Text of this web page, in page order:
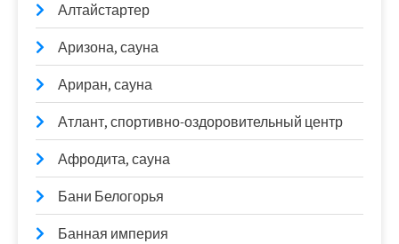
Алтайстартер
Аризона, сауна
Ариран, сауна
Атлант, спортивно-оздоровительный центр
Афродита, сауна
Бани Белогорья
Банная империя